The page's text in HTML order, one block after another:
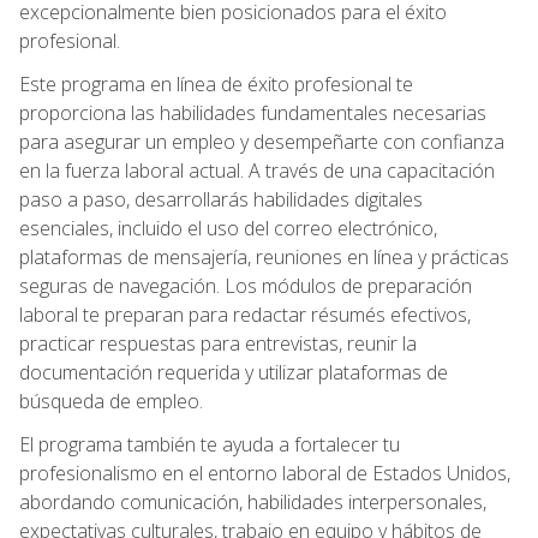
excepcionalmente bien posicionados para el éxito
profesional.
Este programa en línea de éxito profesional te
proporciona las habilidades fundamentales necesarias
para asegurar un empleo y desempeñarte con confianza
en la fuerza laboral actual. A través de una capacitación
paso a paso, desarrollarás habilidades digitales
esenciales, incluido el uso del correo electrónico,
plataformas de mensajería, reuniones en línea y prácticas
seguras de navegación. Los módulos de preparación
laboral te preparan para redactar résumés efectivos,
practicar respuestas para entrevistas, reunir la
documentación requerida y utilizar plataformas de
búsqueda de empleo.
El programa también te ayuda a fortalecer tu
profesionalismo en el entorno laboral de Estados Unidos,
abordando comunicación, habilidades interpersonales,
expectativas culturales, trabajo en equipo y hábitos de